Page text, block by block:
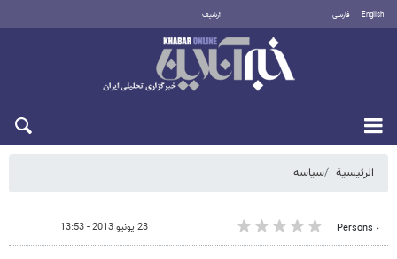
English فارسی أرشيف
الرئيسية سیاسه
٠ Persons 23 يونيو 2013 - 13:53